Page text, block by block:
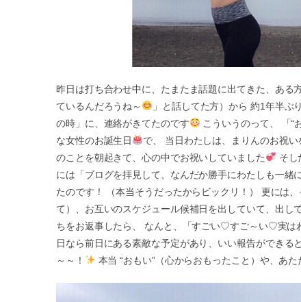
昨日は打ち合わせ中に、たまたま話題に出てきた、ある
ているんだろうね～
」と話してた方）から 約1年半
の時」に、連絡がきてたのです
こういうのって、 「“
な女性のお誕生日
で、 当日わたしは、まりんのお祝
のことを朝起きて、心の中でお祝いしていました
そし
には「ブログを拝見して、なんだか勝手にわたしも一緒
たのです！ （本当そうだったからビックリ！） 更には
て）、お互いのスケジュール候補日を出していて、出し
ちをお返事したら、 なんと、「すごい♡すご～い♡実
日なら前日にある素敵な予定があり、いい報告ができ
～～！
本当 “おもい”（心からおもったこと）や、あ